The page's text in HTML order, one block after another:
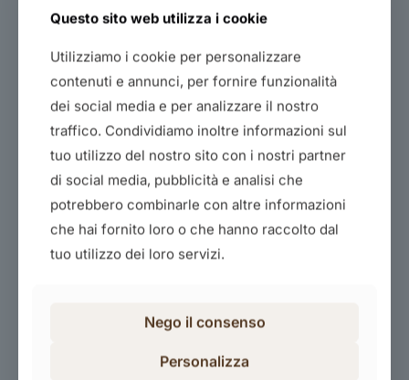
La fotografia negli e-commerce
20,00€
Acquista il corso
Questo sito web utilizza i cookie
Utilizziamo i cookie per personalizzare
contenuti e annunci, per fornire funzionalità
dei social media e per analizzare il nostro
traffico. Condividiamo inoltre informazioni sul
tuo utilizzo del nostro sito con i nostri partner
di social media, pubblicità e analisi che
potrebbero combinarle con altre informazioni
che hai fornito loro o che hanno raccolto dal
tuo utilizzo dei loro servizi.
Nego il consenso
Personalizza